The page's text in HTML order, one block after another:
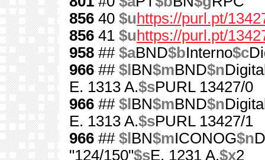
856 40 $u https://purl.pt/
856 41 $u https://purl.pt/
958 ## $aBND$bInterno$c
966 ## $l BN$mBND$n
E. 1313 A.$sPURL 13427/0
966 ## $l BN$mBND$n
E. 1313 A.$sPURL 13427/1
966 ## $l BN$mICONOG$n
"124/150"$sE. 1231 A.$x2